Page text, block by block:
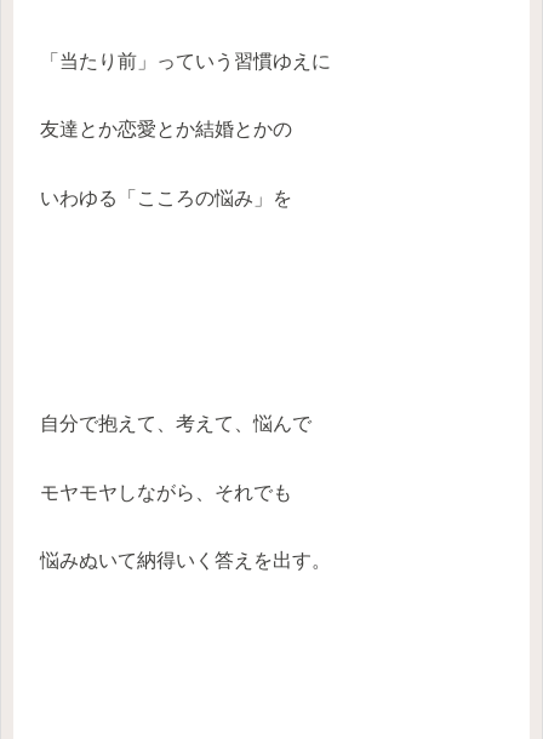
「当たり前」っていう習慣ゆえに
友達とか恋愛とか結婚とかの
いわゆる「こころの悩み」を
自分で抱えて、考えて、悩んで
モヤモヤしながら、それでも
悩みぬいて納得いく答えを出す。